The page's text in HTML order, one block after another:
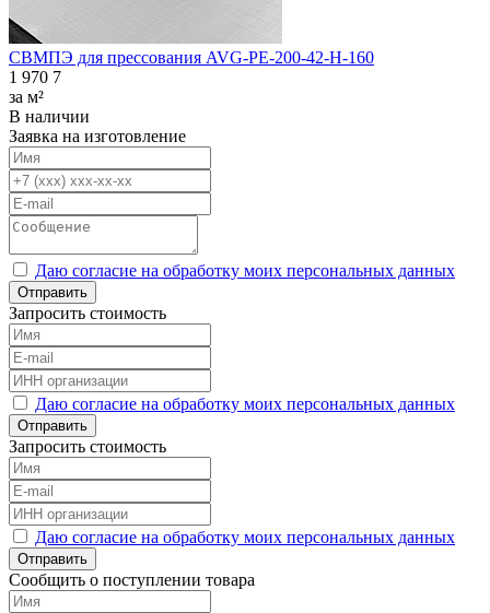
СВМПЭ для прессования AVG-PE-200-42-H-160
1 970 7
за м²
В наличии
Заявка на изготовление
Даю согласие на обработку моих персональных данных
Отправить
Запросить стоимость
Даю согласие на обработку моих персональных данных
Отправить
Запросить стоимость
Даю согласие на обработку моих персональных данных
Отправить
Сообщить о поступлении товара